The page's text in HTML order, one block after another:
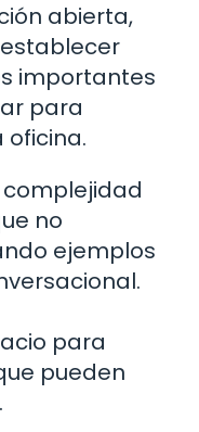
abierta,
importantes
para
oficina.
no
ejemplos
para
pueden